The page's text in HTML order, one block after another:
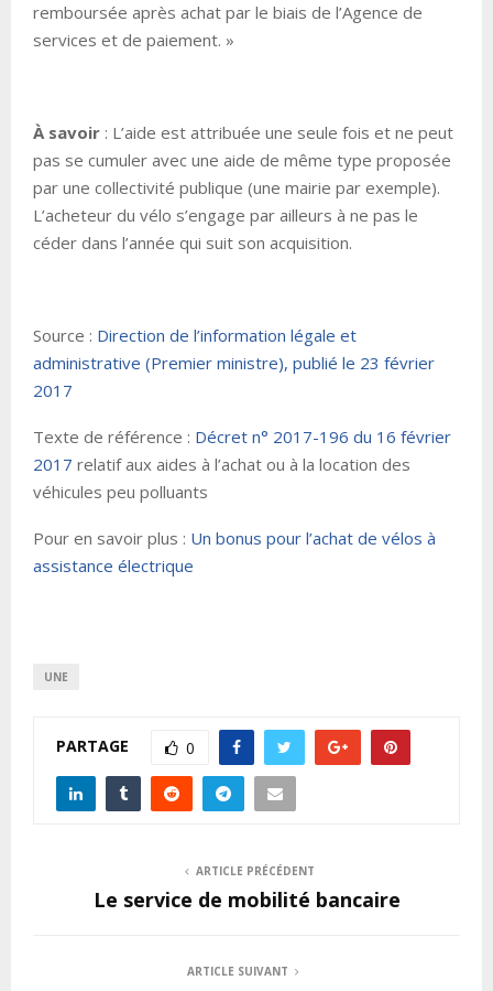
remboursée après achat par le biais de l’Agence de
services et de paiement. »
À savoir : L’aide est attribuée une seule fois et ne peut
pas se cumuler avec une aide de même type proposée
par une collectivité publique (une mairie par exemple).
L’acheteur du vélo s’engage par ailleurs à ne pas le
céder dans l’année qui suit son acquisition.
Source : Direction de l’information légale et
administrative (Premier ministre), publié le 23 février
2017
Texte de référence : Décret n° 2017-196 du 16 février
2017 relatif aux aides à l’achat ou à la location des
véhicules peu polluants
Pour en savoir plus : Un bonus pour l’achat de vélos à
assistance électrique
UNE
PARTAGE 0
ARTICLE PRÉCÉDENT
Le service de mobilité bancaire
ARTICLE SUIVANT